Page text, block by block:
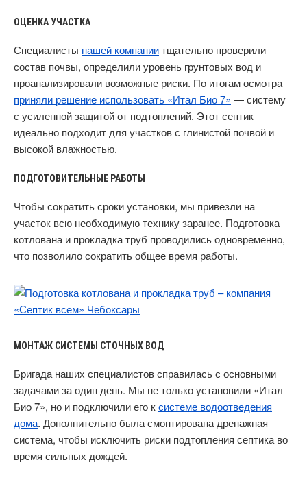
ОЦЕНКА УЧАСТКА
Специалисты нашей компаниитщательно проверили
состав почвы, определили уровень грунтовых вод и
проанализировали возможные риски. По итогам осмотра
приняли решение использовать «Итал Био 7» — систему
с усиленной защитой от подтоплений. Этот септик
идеально подходит для участков с глинистой почвой и
высокой влажностью.
ПОДГОТОВИТЕЛЬНЫЕ РАБОТЫ
Чтобы сократить сроки установки, мы привезли на
участок всю необходимую технику заранее. Подготовка
котлована и прокладка труб проводились одновременно,
что позволило сократить общее время работы.
МОНТАЖ СИСТЕМЫ СТОЧНЫХ ВОД
Бригада наших специалистов справилась с основными
задачами за один день. Мы не только установили «Итал
Био 7», но и подключили его ксистеме водоотведения
дома. Дополнительно была смонтирована дренажная
система, чтобы исключить риски подтопления септика во
время сильных дождей.